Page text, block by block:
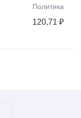
Политика
120,71 ₽